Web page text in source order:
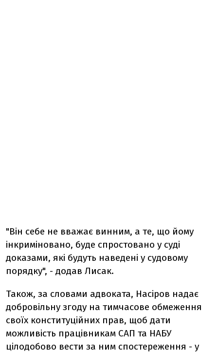
"Він себе не вважає винним, а те, що йому
інкриміновано, буде спростовано у суді
доказами, які будуть наведені у судовому
порядку", - додав Лисак.
Також, за словами адвоката, Насіров надає
добровільну згоду на тимчасове обмеження
своїх конституційних прав, щоб дати
можливість працівникам САП та НАБУ
цілодобово вести за ним спостереження - у